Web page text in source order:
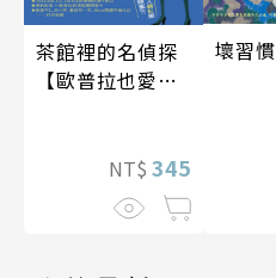
茶館裡的名偵探
【歐普拉也愛！
《茶館裡的嫌疑
人》續作】
NT$ 345
壞習慣